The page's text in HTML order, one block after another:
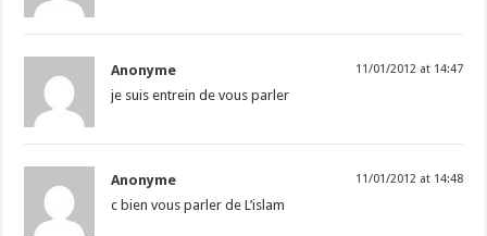
Anonyme 11/01/2012 at 14:47
je suis entrein de vous parler
Anonyme 11/01/2012 at 14:48
c bien vous parler de L’islam